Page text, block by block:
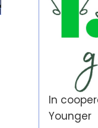
In
Younger